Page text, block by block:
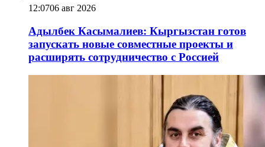
12:0706 авг 2026
Адылбек Касымалиев: Кыргызстан готов
запускать новые совместные проекты и
расширять сотрудничество с Россией